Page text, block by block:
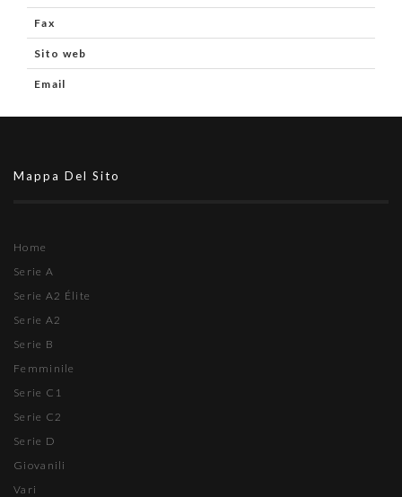
Fax
Sito web
Email
Mappa Del Sito
Home
Serie A
Serie A2 Élite
Serie A2
Serie B
Femminile
Serie C1
Serie C2
Serie D
Giovanili
Vari